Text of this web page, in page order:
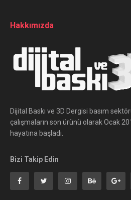
Hakkımızda
Dijital Baskı ve 3D Dergisi basım
çalışmaların son ürünü olarak Ocak
hayatına başladı.
Bizi Takip Edin